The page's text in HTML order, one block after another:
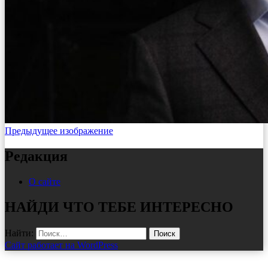
Предыдущее изображение
Редакция
О сайте
НАЙДИ ЧТО ТЕБЕ ИНТЕРЕСНО
Найти:
Сайт работает на WordPress